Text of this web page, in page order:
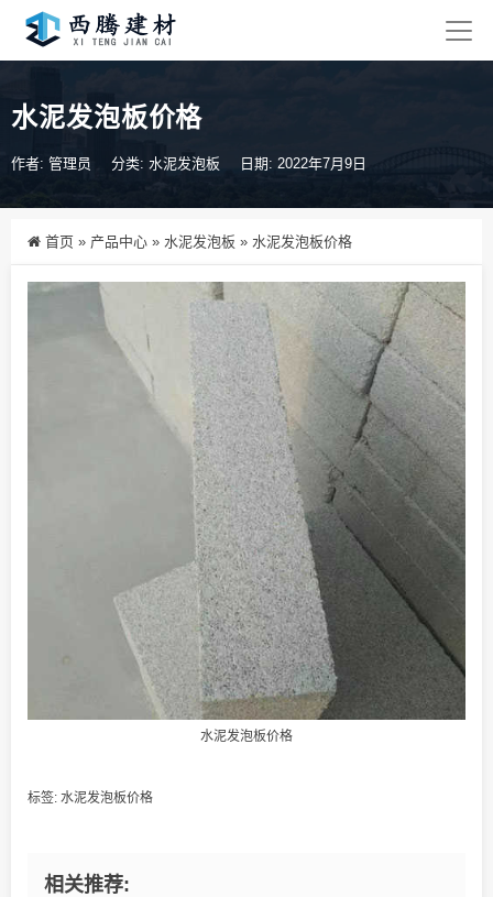
水泥发泡板价格
作者: 管理员 分类: 水泥发泡板 日期: 2022年7月9日
首页 » 产品中心 » 水泥发泡板 » 水泥发泡板价格
水泥发泡板价格
标签: 水泥发泡板价格
相关推荐: